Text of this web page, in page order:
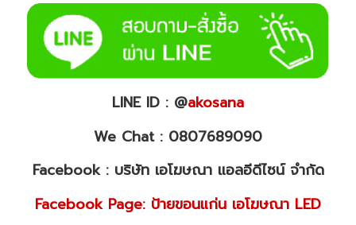
LINE ID : @akosana
We Chat : 0807689090
Facebook : บริษัท เอโฆษณา แอลอีดีไซน์ จำกัด
Facebook Page: ป้ายขอนแก่น เอโฆษณา LED